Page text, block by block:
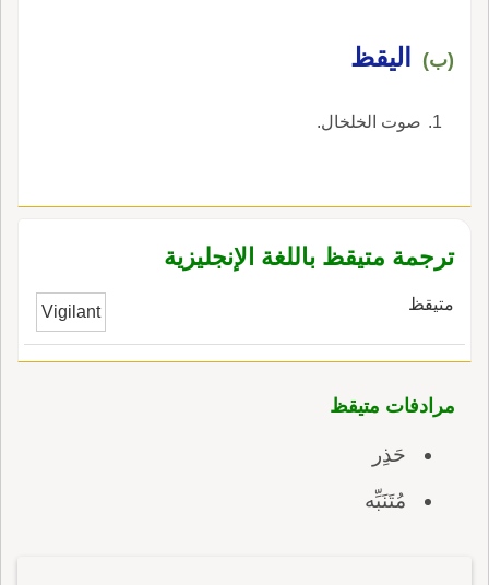
(ب) اليقظ
صوت الخلخال.
ترجمة متيقظ باللغة الإنجليزية
متيقظ Vigilant
مرادفات متيقظ
حَذِر
مُتَنَبِّه